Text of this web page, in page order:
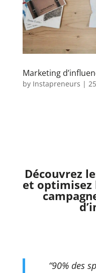
Marketing
by Instapreneurs |
Découvrez
et optimisez
“90% des